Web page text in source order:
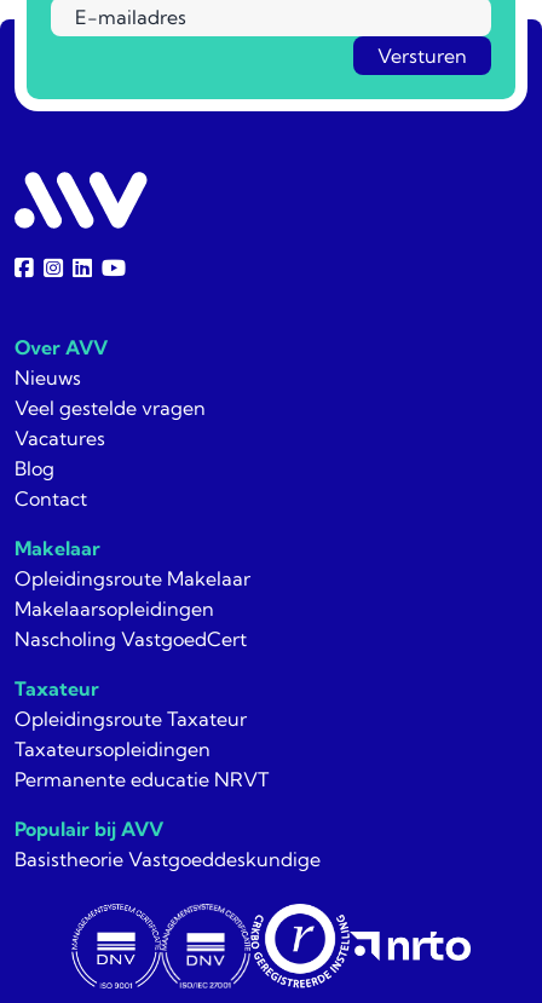
Over AVV
Nieuws
Veel gestelde vragen
Vacatures
Blog
Contact
Makelaar
Opleidingsroute Makelaar
Makelaarsopleidingen
Nascholing VastgoedCert
Taxateur
Opleidingsroute Taxateur
Taxateursopleidingen
Permanente educatie NRVT
Populair bij AVV
Basistheorie Vastgoeddeskundige